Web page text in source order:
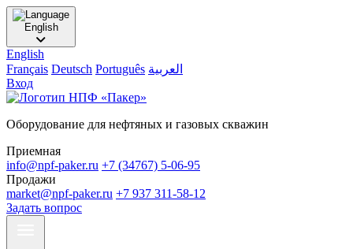
English
English
Français Deutsch Português العربية
Вход
Оборудование для нефтяных и газовых скважин
Приемная
info@npf-paker.ru +7 (34767) 5-06-95
Продажи
market@npf-paker.ru +7 937 311-58-12
Задать вопрос